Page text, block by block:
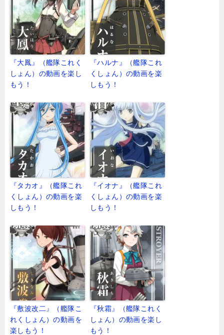
『大鳳』（艦隊これく
しょん）の動画を楽し
もう！
『ハルナ』（艦隊これ
くしょん）の動画を楽
しもう！
『タカオ』（艦隊これ
くしょん）の動画を楽
しもう！
『イオナ』（艦隊これ
くしょん）の動画を楽
しもう！
『敷波改二』（艦隊こ
れくしょん）の動画を
楽しもう！
『秋霜』（艦隊これく
しょん）の動画を楽し
もう！